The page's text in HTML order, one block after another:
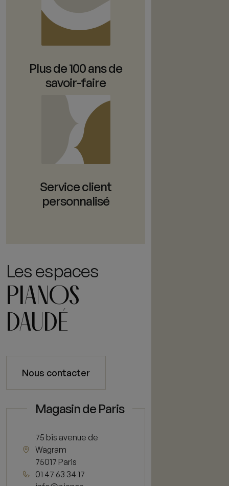
Plus de 100 ans de
savoir-faire
Service client
personnalisé
Les espaces
PIANOS
DAUDÉ
Nous contacter
Magasin de Paris
75 bis avenue de
Wagram
75017 Paris
01 47 63 34 17